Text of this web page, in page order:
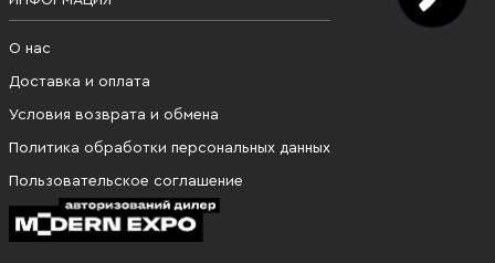
О нас
Доставка и оплата
Условия возврата и обмена
Политика обработки персональных данных
Пользовательское соглашение